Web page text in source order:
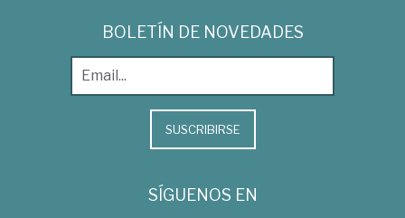
BOLETÍN DE NOVEDADES
SUSCRIBIRSE
SÍGUENOS EN